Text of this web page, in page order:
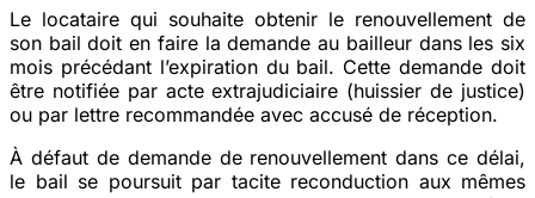
Le locataire qui souhaite obtenir le renouvellement de
son bail doit en faire la demande au bailleur dans les six
mois précédant l’expiration du bail. Cette demande doit
être notifiée par acte extrajudiciaire (huissier de justice)
ou par lettre recommandée avec accusé de réception.
À défaut de demande de renouvellement dans ce délai,
le bail se poursuit par tacite reconduction aux mêmes